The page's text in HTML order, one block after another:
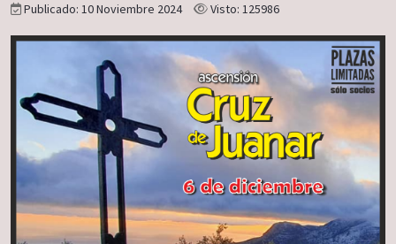
Publicado: 10 Noviembre 2024
Visto: 125986